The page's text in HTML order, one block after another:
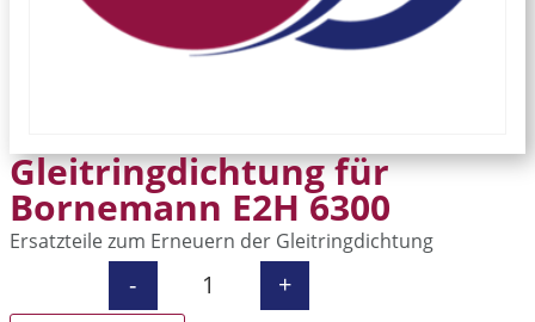
Gleitringdichtung für
Bornemann E2H 6300
Ersatzteile zum Erneuern der Gleitringdichtung
Gleitringdichtung für Bornemann
- +